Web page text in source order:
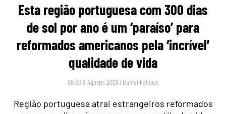
Esta região portuguesa com 300 dias
de sol por ano é um ‘paraíso’ para
reformados americanos pela ‘incrível’
qualidade de vida
09:30 9 Agosto, 2026 | Daniel Fallows
Região portuguesa atrai estrangeiros reformados